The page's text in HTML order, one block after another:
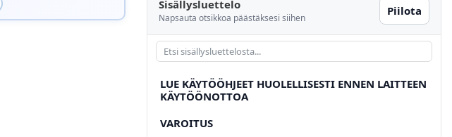
Sisällysluettelo
Napsauta otsikkoa päästäksesi siihen
Piilota
LUE KÄYTÖÖHJEET HUOLELLISESTI ENNEN LAITTEEN
KÄYTÖÖNOTTOA
VAROITUS